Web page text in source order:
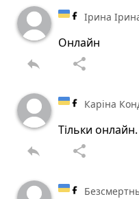
Ірина
Онлайн
reply share
Каріна
Тільки онлайн.
reply share